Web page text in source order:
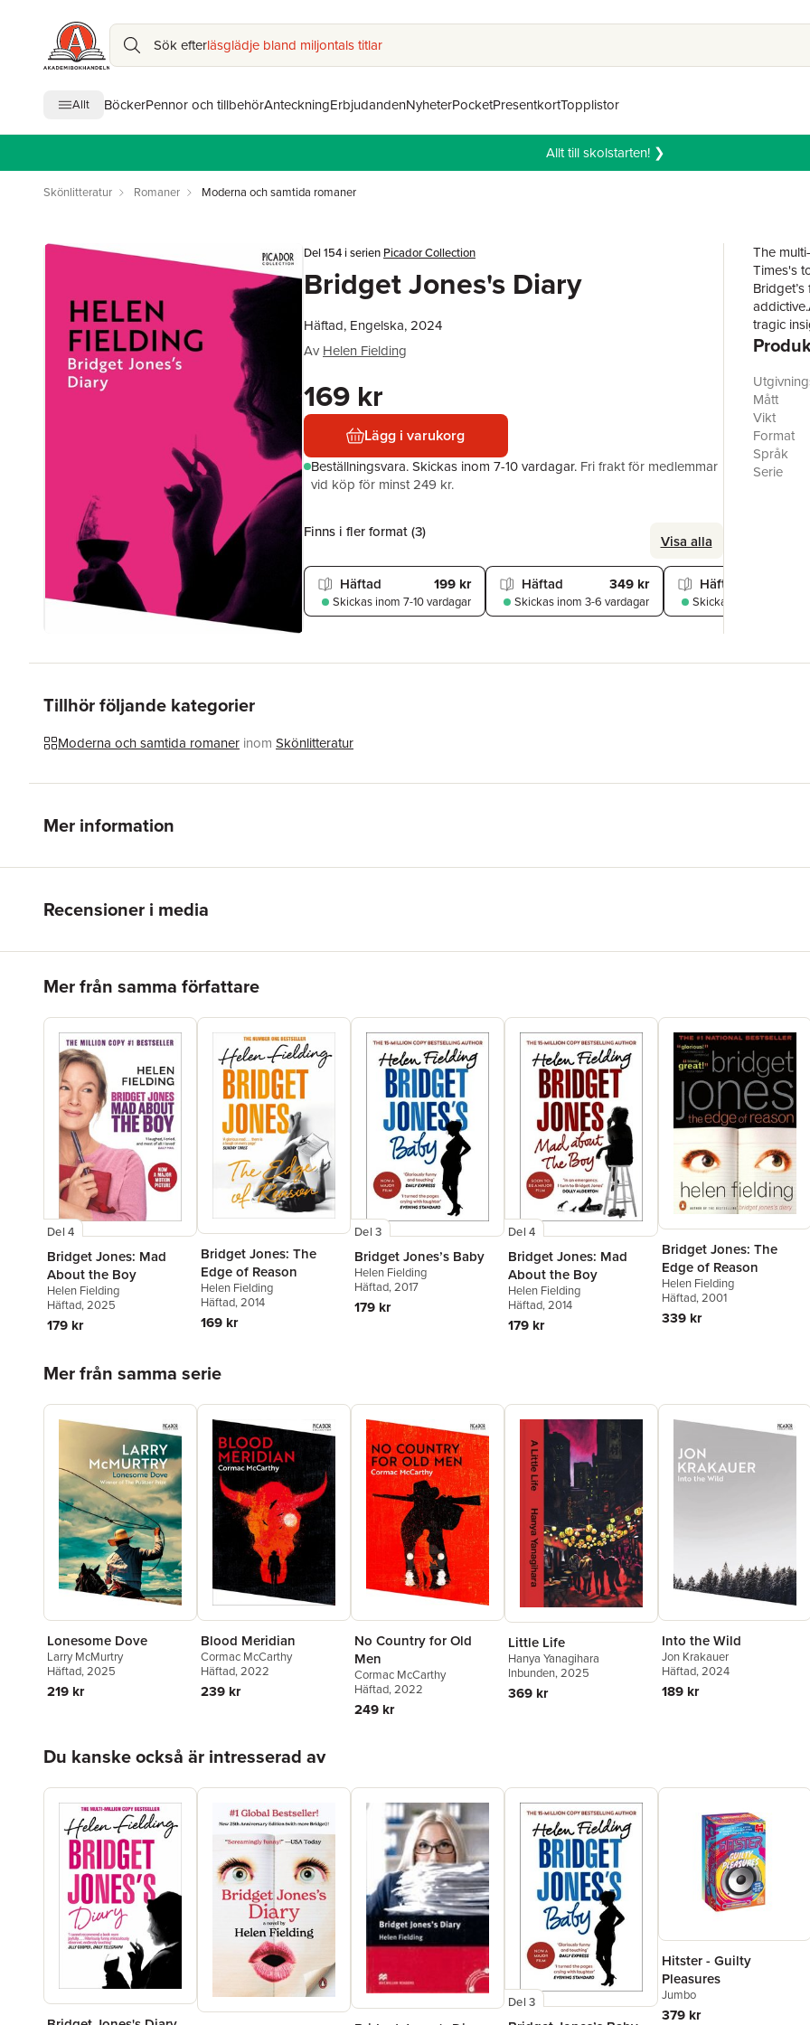
Sök efterläsglädje bland miljontals titlar
Allt BöckerPennor och tillbehörAnteckningErbjudandenNyheterPocketPresentkortTopplistor
Allt till skolstarten! ❯
Skönlitteratur Romaner Moderna och samtida romaner
Del 154 i serien Picador Collection
Bridget Jones's Diary
Häftad, Engelska, 2024
Av Helen Fielding
169 kr
Lägg i varukorg
Beställningsvara.Skickas inom 7-10 vardagar. Fri frakt för medlemmar
vid köp för minst 249 kr.
Finns i fler format (3) Visa alla
Häftad 199 kr
Skickas inom 7-10 vardagar
Häftad 349 kr
Skickas inom 3-6 vardagar
Häftad
Skickas
The
Times's
tragic
up the
support
of
Jones's
The
Mått
Vikt
Format
Språk
Serie
Tillhör följande kategorier
Moderna och samtida romaner inom Skönlitteratur
Mer information
Recensioner i media
Mer från samma författare
Del 4
Bridget Jones: Mad
About the Boy
Helen Fielding
Häftad, 2025
179 kr
Bridget Jones: The
Edge of Reason
Helen Fielding
Häftad, 2014
169 kr
Del 3
Bridget Jones’s Baby
Helen Fielding
Häftad, 2017
179 kr
Del 4
Bridget Jones: Mad
About the Boy
Helen Fielding
Häftad, 2014
179 kr
Bridget Jones: The
Edge of Reason
Helen Fielding
Häftad, 2001
339 kr
Mer från samma serie
Lonesome Dove
Larry McMurtry
Häftad, 2025
219 kr
Blood Meridian
Cormac McCarthy
Häftad, 2022
239 kr
No Country for Old
Men
Cormac McCarthy
Häftad, 2022
249 kr
Little Life
Hanya Yanagihara
Inbunden, 2025
369 kr
Into the Wild
Jon Krakauer
Häftad, 2024
189 kr
Du kanske också är intresserad av
Del 3
Hitster - Guilty
Pleasures
Jumbo
379 kr